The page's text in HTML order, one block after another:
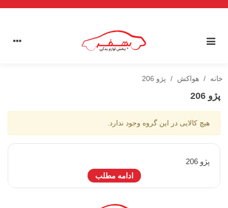
خانه / هواکش / پژو 206
پژو 206
هیچ کالایی در این گروه وجود ندارد.
پژو 206
ادامه مطلب